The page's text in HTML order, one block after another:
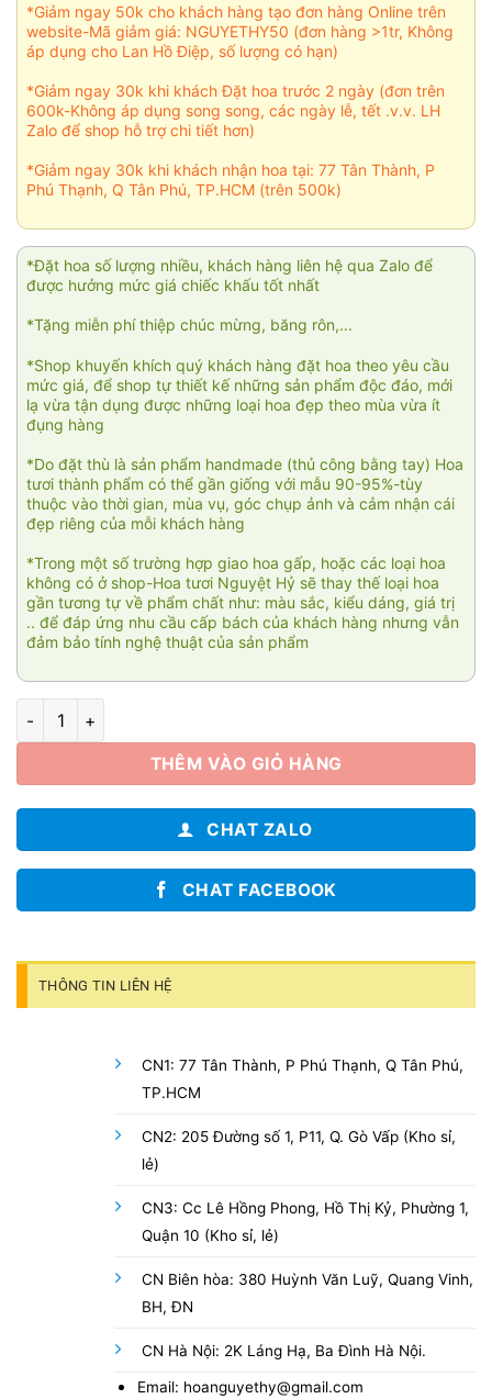
*Giảm ngay 50k cho khách hàng tạo đơn hàng Online trên
website-Mã giảm giá: NGUYETHY50 (đơn hàng >1tr, Không
áp dụng cho Lan Hồ Điệp, số lượng có hạn)
*Giảm ngay 30k khi khách Đặt hoa trước 2 ngày (đơn trên
600k-Không áp dụng song song, các ngày lễ, tết .v.v. LH
Zalo để shop hỗ trợ chi tiết hơn)
*Giảm ngay 30k khi khách nhận hoa tại: 77 Tân Thành, P
Phú Thạnh, Q Tân Phú, TP.HCM (trên 500k)
*Đặt hoa số lượng nhiều, khách hàng liên hệ qua Zalo để
được hưởng mức giá chiếc khấu tốt nhất
*Tặng miễn phí thiệp chúc mừng, băng rôn,...
*Shop khuyến khích quý khách hàng đặt hoa theo yêu cầu
mức giá, để shop tự thiết kế những sản phẩm độc đáo, mới
lạ vừa tận dụng được những loại hoa đẹp theo mùa vừa ít
đụng hàng
*Do đặt thù là sản phẩm handmade (thủ công bằng tay) Hoa
tươi thành phẩm có thể gần giống với mẫu 90-95%-tùy
thuộc vào thời gian, mùa vụ, góc chụp ảnh và cảm nhận cái
đẹp riêng của mỗi khách hàng
*Trong một số trường hợp giao hoa gấp, hoặc các loại hoa
không có ở shop-Hoa tươi Nguyệt Hỷ sẽ thay thế loại hoa
gần tương tự về phẩm chất như: màu sắc, kiểu dáng, giá trị
.. để đáp ứng nhu cầu cấp bách của khách hàng nhưng vẫn
đảm bảo tính nghệ thuật của sản phẩm
Bó hồng ecuador 001 số lượng
THÊM VÀO GIỎ HÀNG
CHAT ZALO
CHAT FACEBOOK
THÔNG TIN LIÊN HỆ
CN1: 77 Tân Thành, P Phú Thạnh, Q Tân Phú,
TP.HCM
CN2: 205 Đường số 1, P11, Q. Gò Vấp (Kho sỉ,
lẻ)
CN3: Cc Lê Hồng Phong, Hồ Thị Kỷ, Phường 1,
Quận 10 (Kho sỉ, lẻ)
CN Biên hòa: 380 Huỳnh Văn Luỹ, Quang Vinh,
BH, ĐN
CN Hà Nội: 2K Láng Hạ, Ba Đình Hà Nội.
Email: hoanguyethy@gmail.com